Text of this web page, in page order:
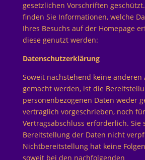
gesetzlichen Vorschriften
finden Sie Informationen, welche
Ihres Besuchs auf der Homepage
diese genutzt werden:
Datenschutzerklärung
Soweit nachstehend keine anderen
gemacht werden, ist die
personenbezogenen Daten weder
vertraglich vorgeschrieben, noch
Vertragsabschluss erforderlich. Sie
Bereitstellung der Daten nicht
Nichtbereitstellung hat keine
soweit bei den nachfolgenden